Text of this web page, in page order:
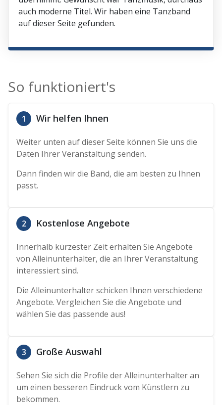
auch moderne Titel. Wir haben eine Tanzband
auf dieser Seite gefunden.
So funktioniert's
1 Wir helfen Ihnen
Weiter unten auf dieser Seite können Sie uns die
Daten Ihrer Veranstaltung senden.
Dann finden wir die Band, die am besten zu Ihnen
passt.
2 Kostenlose Angebote
Innerhalb kürzester Zeit erhalten Sie Angebote
von Alleinunterhalter, die an Ihrer Veranstaltung
interessiert sind.
Die Alleinunterhalter schicken Ihnen verschiedene
Angebote. Vergleichen Sie die Angebote und
wählen Sie das passende aus!
3 Große Auswahl
Sehen Sie sich die Profile der Alleinunterhalter an
um einen besseren Eindruck vom Künstlern zu
bekommen.